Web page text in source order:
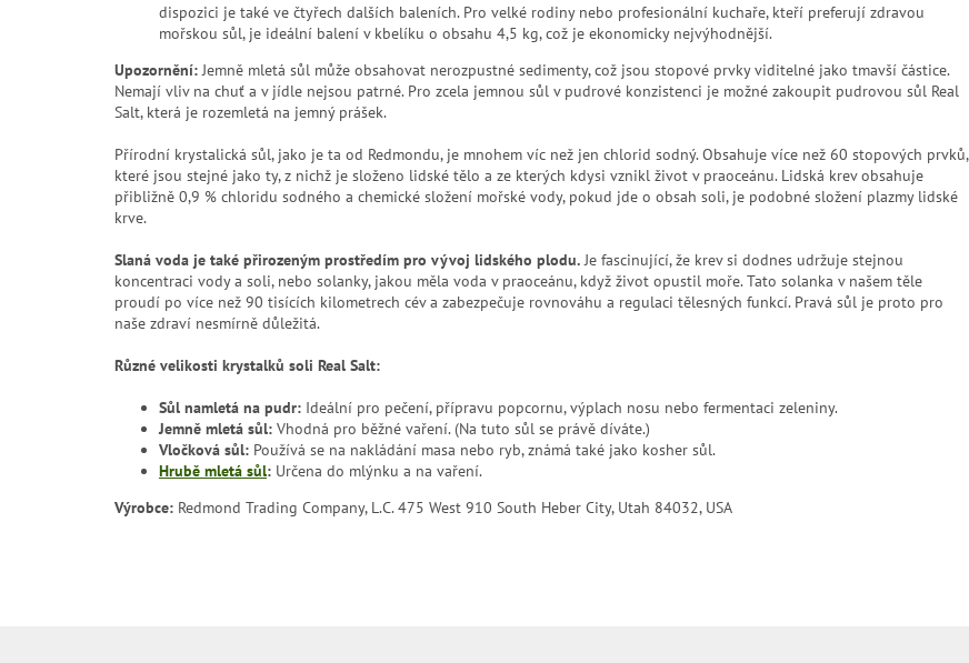
dispozici je také ve čtyřech dalších baleních. Pro velké rodiny nebo profesionální kuchaře, kteří preferují zdravou
mořskou sůl, je ideální balení v kbelíku o obsahu 4,5 kg, což je ekonomicky nejvýhodnější.
Upozornění: Jemně mletá sůl může obsahovat nerozpustné sedimenty, což jsou stopové prvky viditelné jako tmavší částice.
Nemají vliv na chuť a v jídle nejsou patrné. Pro zcela jemnou sůl v pudrové konzistenci je možné zakoupit pudrovou sůl Real
Salt, která je rozemletá na jemný prášek.
Přírodní krystalická sůl, jako je ta od Redmondu, je mnohem víc než jen chlorid sodný. Obsahuje více než 60 stopových prvků,
které jsou stejné jako ty, z nichž je složeno lidské tělo a ze kterých kdysi vznikl život v praoceánu. Lidská krev obsahuje
přibližně 0,9 % chloridu sodného a chemické složení mořské vody, pokud jde o obsah soli, je podobné složení plazmy lidské
krve.
Slaná voda je také přirozeným prostředím pro vývoj lidského plodu. Je fascinující, že krev si dodnes udržuje stejnou
koncentraci vody a soli, nebo solanky, jakou měla voda v praoceánu, když život opustil moře. Tato solanka v našem těle
proudí po více než 90 tisících kilometrech cév a zabezpečuje rovnováhu a regulaci tělesných funkcí. Pravá sůl je proto pro
naše zdraví nesmírně důležitá.
Různé velikosti krystalků soli Real Salt:
Sůl namletá na pudr: Ideální pro pečení, přípravu popcornu, výplach nosu nebo fermentaci zeleniny.
Jemně mletá sůl: Vhodná pro běžné vaření. (Na tuto sůl se právě díváte.)
Vločková sůl: Používá se na nakládání masa nebo ryb, známá také jako kosher sůl.
Hrubě mletá sůl: Určena do mlýnku a na vaření.
Výrobce: Redmond Trading Company, L.C. 475 West 910 South Heber City, Utah 84032, USA